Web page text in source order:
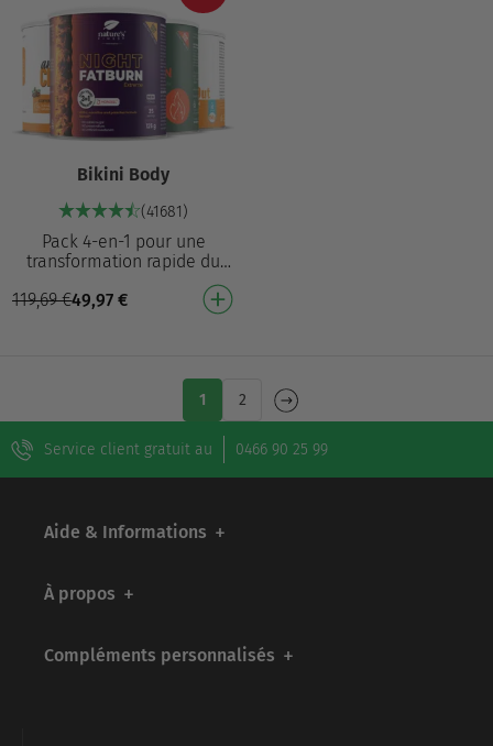
Bikini Body
(41681)
Pack 4-en-1 pour une
transformation rapide du
corps – prêt(e) pour la plage
! Pour la perte de poids², la
119,69€49,97€
1 2
Service client gratuit au 0466 90 25 99
Aide & Informations
À propos
Compléments personnalisés